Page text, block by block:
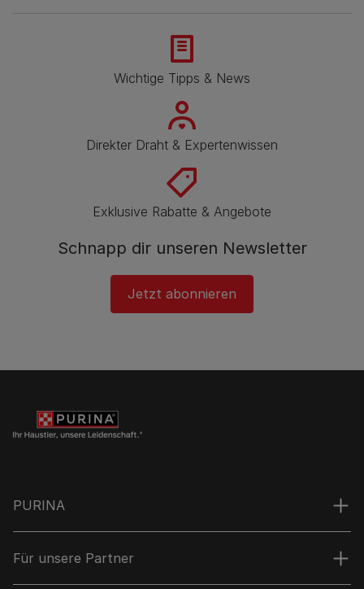
Wichtige Tipps & News
Direkter Draht & Expertenwissen
Exklusive Rabatte & Angebote
Schnapp dir unseren Newsletter
Jetzt abonnieren
PURINA
Für unsere Partner